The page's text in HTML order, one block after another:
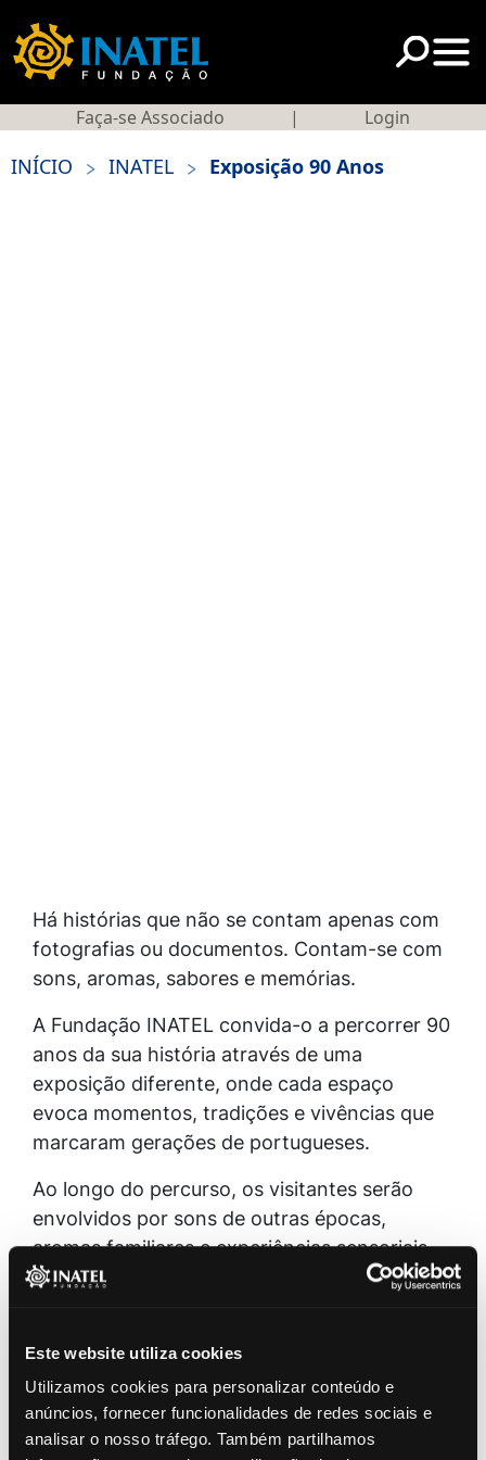
Este website utiliza cookies
Utilizamos cookies para personalizar conteúdo e
anúncios, fornecer funcionalidades de redes sociais e
analisar o nosso tráfego. Também partilhamos
Faça-se Associado | Login
INÍCIO > INATEL > Exposição 90 Anos
Há histórias que não se contam apenas com
fotografias ou documentos. Contam-se com
sons, aromas, sabores e memórias.
A Fundação INATEL convida-o a percorrer 90
anos da sua história através de uma
exposição diferente, onde cada espaço
evoca momentos, tradições e vivências que
marcaram gerações de portugueses.
Ao longo do percurso, os visitantes serão
envolvidos por sons de outras épocas,
aromas familiares e experiências sensoriais
que despertam recordações e emoções,
Como parte desta experiência, haverá ainda
um momento dedicado à degustação de
doçaria conventual dos Açores, Madeira,